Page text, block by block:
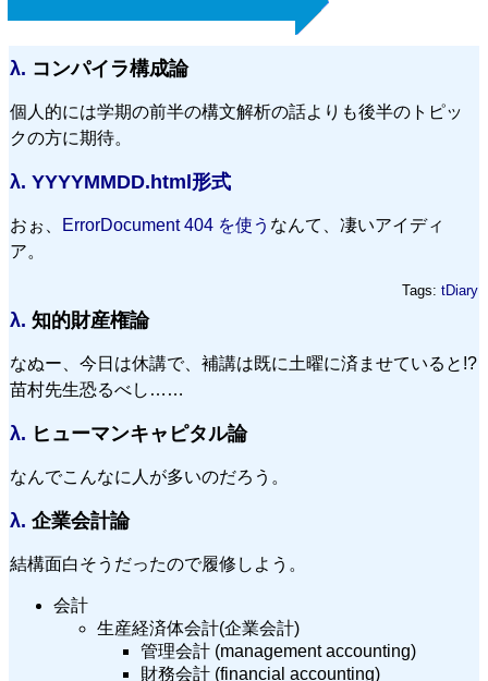
λ. コンパイラ構成論
個人的には学期の前半の構文解析の話よりも後半のトピッ
クの方に期待。
λ. YYYYMMDD.html形式
おぉ、 ErrorDocument 404 を使う なんて、凄いアイディ
ア。
Tags: tDiary
λ. 知的財産権論
なぬー、今日は休講で、補講は既に土曜に済ませていると!?
苗村先生恐るべし……
λ. ヒューマンキャピタル論
なんでこんなに人が多いのだろう。
λ. 企業会計論
結構面白そうだったので履修しよう。
会計
生産経済体会計(企業会計)
管理会計 (management accounting)
財務会計 (financial accounting)